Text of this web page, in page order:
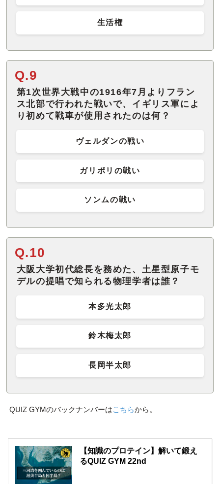
生活権
Q.9
第1次世界大戦中の1916年7月よりフラン
ス北部で行われた戦いで、イギリス軍によ
り初めて戦車が使用されたのは何？
ヴェルダンの戦い
ガリポリの戦い
ソンムの戦い
Q.10
大阪大学初代総長を務めた、土星型原子モ
デルの提唱で知られる物理学者は誰？
本多光太郎
鈴木梅太郎
長岡半太郎
QUIZ GYMのバックナンバーはこちらから。
【知識のプロテイン】解いて鍛え
るQUIZ GYM 22nd